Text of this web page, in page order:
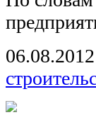
06.08.2012